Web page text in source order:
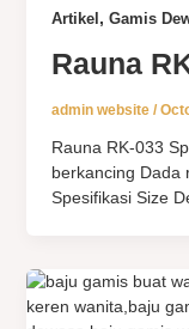
Artikel , Gamis
Rauna
admin website /
Rauna RK-033
berkancing Dada
Spesifikasi Size